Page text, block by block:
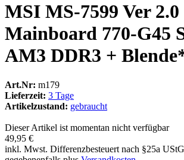
MSI MS-7599 Ver 2.0
Mainboard 770-G45
AM3 DDR3 +
Art.Nr: m179
Lieferzeit: 3 Tage
Artikelzustand: gebraucht
Dieser Artikel ist momentan nicht verfügbar
49,95 €
inkl. Mwst. Differenzbesteuert nach §25a UStG